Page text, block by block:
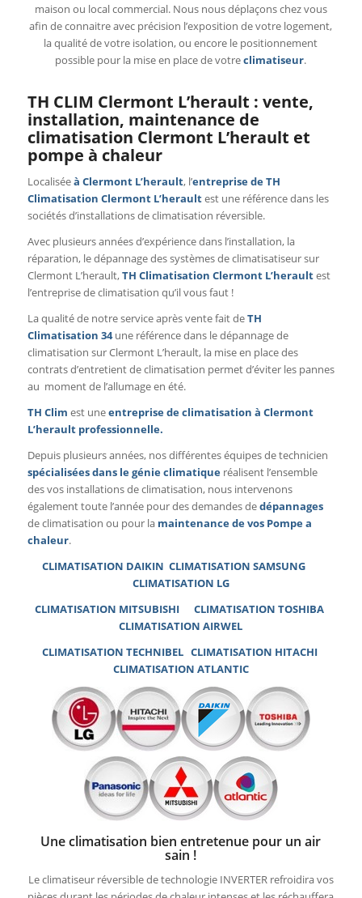
maison ou local commercial. Nous nous déplaçons chez vous
afin de connaitre avec précision l’exposition de votre logement,
la qualité de votre isolation, ou encore le positionnement
possible pour la mise en place de votreclimatiseur.
TH CLIM Clermont L’herault : vente,
installation, maintenance de
climatisation Clermont L’herault et
pompe à chaleur
Localiséeà Clermont L’herault, l’entreprise deTH
Climatisation Clermont L’heraultest une référence dans les
sociétés d’installations de climatisation réversible.
Avec plusieurs années d’expérience dans l’installation, la
réparation, le dépannage des systèmes de climatisatiseur sur
Clermont L’herault,TH Climatisation Clermont L’heraultest
l’entreprise de climatisation qu’il vous faut !
La qualité de notre service après vente fait deTH
Climatisation 34une référence dans le dépannage de
climatisation sur Clermont L’herault, la mise en place des
contrats d’entretient de climatisation permet d’éviter les pannes
au moment de l’allumage en été.
TH Clim est uneentreprise de climatisation à Clermont
L’herault professionnelle.
Depuis plusieurs années, nos différentes équipes de technicien
spécialisées dans le génie climatique réalisent l’ensemble
des vos installations de climatisation, nous intervenons
également toute l’année pour des demandes dedépannages
de climatisation ou pour la maintenance de vos Pompe a
chaleur.
CLIMATISATION DAIKIN CLIMATISATION SAMSUNG
CLIMATISATION LG
CLIMATISATION MITSUBISHI
CLIMATISATION TOSHIBA
CLIMATISATION AIRWEL
CLIMATISATION TECHNIBEL CLIMATISATION HITACHI
CLIMATISATION ATLANTIC
Une climatisation bien entretenue pour un air
sain !
Le climatiseur réversible de technologie INVERTER refroidira vos